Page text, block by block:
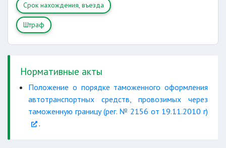
Срок нахождения, въезда
Штраф
Нормативные акты
Положение о порядке таможенного оформления
автотранспортных средств, провозимых через
таможенную границу (рег. № 2156 от 19.11.2010 г)
.